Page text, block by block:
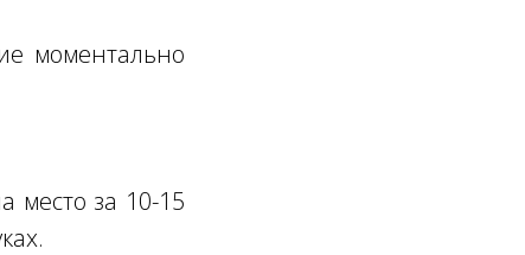
моментально
место за 10-15